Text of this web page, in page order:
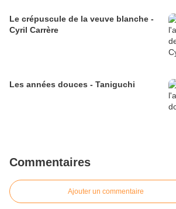
Le crépuscule de la veuve blanche -
Cyril Carrère
Les années douces - Taniguchi
Commentaires
Ajouter un commentaire